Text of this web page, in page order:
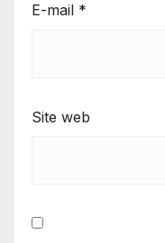
E-mail *
Site web